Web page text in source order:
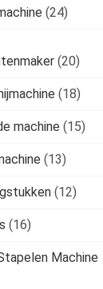
(24)
(20)
(18)
machine (15)
(13)
(12)
(16)
Machine